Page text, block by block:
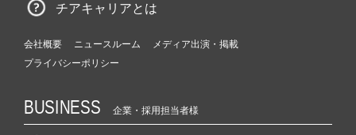
チアキャリアとは
会社概要 ニュースルーム
メディア出演・掲載
プライバシーポリシー
BUSINESS 企業・採用担当者様